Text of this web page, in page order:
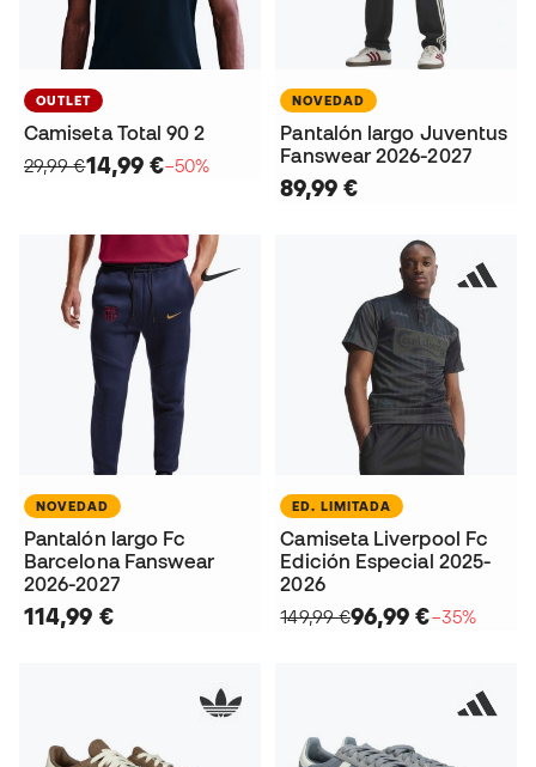
OUTLET
Camiseta Total 90 2
29,99 €14,99 €−50%
NOVEDAD
Pantalón largo Juventus
Fanswear 2026-2027
89,99 €
NOVEDAD
Pantalón largo Fc
Barcelona Fanswear
2026-2027
114,99 €
ED. LIMITADA
Camiseta Liverpool Fc
Edición Especial 2025-
2026
149,99 €96,99 €−35%